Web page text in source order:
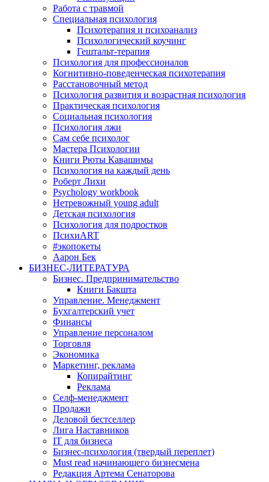
Работа с травмой
Специальная психология
Психотерапия и психоанализ
Психологический коучинг
Гештальт-терапия
Психология для профессионалов
Когнитивно-поведенческая психотерапия
Расстановочный метод
Психология развития и возрастная психология
Практическая психология
Социальная психология
Психология лжи
Сам себе психолог
Мастера Психологии
Книги Рюты Кавашимы
Психология на каждый день
Роберт Лихи
Psychology workbook
Нетревожный young adult
Детская психология
Психология для подростков
ПсихиART
#экопокеты
Аарон Бек
БИЗНЕС-ЛИТЕРАТУРА
Бизнес. Предпринимательство
Книги Бакшта
Управление. Менеджмент
Бухгалтерский учет
Финансы
Управление персоналом
Торговля
Экономика
Маркетинг, реклама
Копирайтинг
Реклама
Селф-менеджмент
Продажи
Деловой бестселлер
Лига Наставников
IT для бизнеса
Бизнес-психология (твердый переплет)
Must read начинающего бизнесмена
Редакция Артема Сенаторова